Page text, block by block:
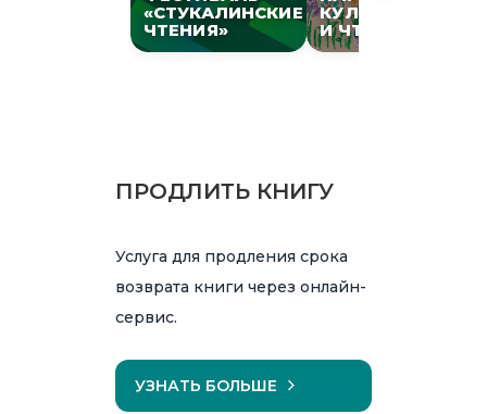
«СТУКАЛИНСКИЕ
ЧТЕНИЯ»
КУЛЬТУРЫ
И ЧТЕНИЯ
ПРОДЛИТЬ КНИГУ
Услуга для продления срока
возврата книги через онлайн-
сервис.
УЗНАТЬ БОЛЬШЕ